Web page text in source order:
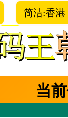
简洁:香港
当